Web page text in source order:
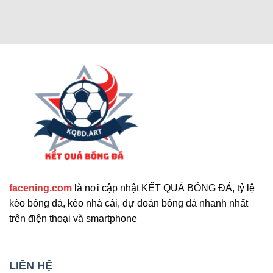
Ngoài các tính năng chính, trang web còn cung
cấp nhiều công cụ hỗ trợ khác. Những tính năng
mở rộng nổi bật mà bạn không nên bỏ qua. Chúng
facening.com là nơi cập nhật KẾT QUẢ BÓNG ĐÁ, tỷ lệ
kèo bóng đá, kèo nhà cái, dự đoán bóng đá nhanh nhất
trên điện thoại và smartphone
LIÊN HỆ